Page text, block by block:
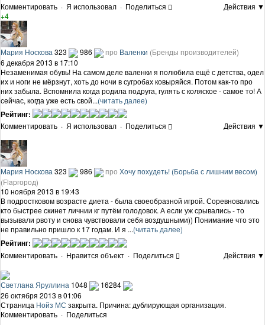
Комментировать · Я использовал · Поделиться
Действия ▼
+4
Мария Носкова 323 986 про Валенки (Бренды производителей)
6 декабря 2013 в 17:10
Незаменимая обувь! На самом деле валенки я полюбила ещё с детства, одел
их и ноги не мёрзнут, хоть до ночи в сугробах ковыряйся. Потом как-то про
них забыла. Вспомнила когда родила подруга, гулять с коляское - самое то! А
сейчас, когда уже есть свой...(читать далее)
Рейтинг:
Комментировать · Я использовал · Поделиться Действия ▼
Мария Носкова323 986 про Хочу похудеть! (Борьба с лишним весом)
(Flapгород)
10 ноября 2013 в 19:43
В подростковом возрасте диета - была своеобразной игрой. Соревновались
кто быстрее скинет личнии кг путём голодовок. А если уж срывались - то
вызывали рвоту и снова чувствовали себя воздушными)) Понимание что это
не правильно пришло к 17 годам. И я ...(читать далее)
Рейтинг:
Комментировать · Нравится объект · Поделиться Действия ▼
Светлана Яруллина 1048
16284
26 октября 2013 в 01:06
Страница Нойз МС закрыта. Причина: дублирующая организация.
Комментировать · Поделиться